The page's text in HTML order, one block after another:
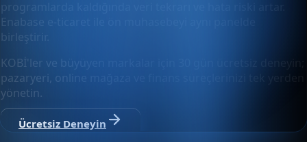
programlarda kaldığında veri tekrarı ve hata riski artar.
Enabase e-ticaret ile ön muhasebeyi aynı panelde
birleştirir.
KOBİ'ler ve büyüyen markalar için 30 gün ücretsiz deneyin;
pazaryeri, online mağaza ve finans süreçlerinizi tek yerden
yönetin.
Ücretsiz Deneyin